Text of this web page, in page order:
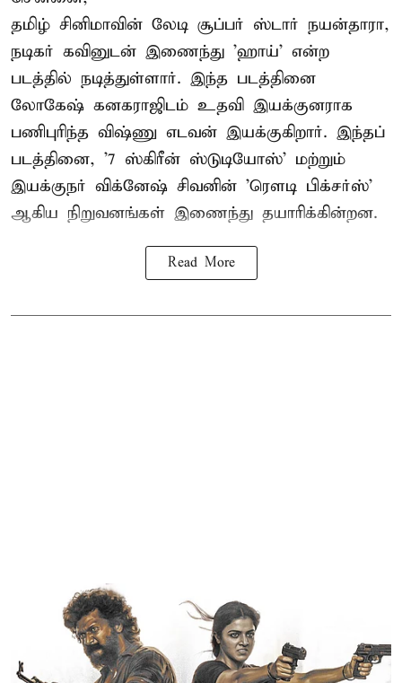
தமிழ் சினிமாவின் லேடி சூப்பர் ஸ்டார் நயன்தாரா,
நடிகர் கவினுடன் இணைந்து 'ஹாய்' என்ற
படத்தில் நடித்துள்ளார். இந்த படத்தினை
லோகேஷ் கனகராஜிடம் உதவி இயக்குனராக
பணிபுரிந்த விஷ்ணு எடவன் இயக்குகிறார். இந்தப்
படத்தினை, '7 ஸ்கிரீன் ஸ்டுடியோஸ்' மற்றும்
இயக்குநர் விக்னேஷ் சிவனின் 'ரௌடி பிக்சர்ஸ்'
ஆகிய நிறுவனங்கள் இணைந்து தயாரிக்கின்றன.
Read More